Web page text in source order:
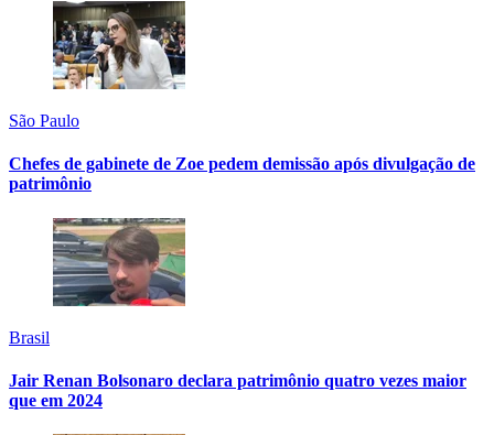
São Paulo
Chefes de gabinete de Zoe pedem demissão após divulgação de
patrimônio
Brasil
Jair Renan Bolsonaro declara patrimônio quatro vezes maior
que em 2024